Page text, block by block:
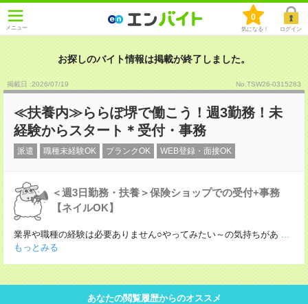
メニュー
0
気になる！ ログイン
お探しのバイト情報は掲載が終了しました。
掲載日 :2026/07/19 No.TSW26-0315283
≪扶養内≫ららぽ堺で働こう！週3勤務！未
経験からスタート＊受付・事務
派遣 職種未経験OK ブランクOK WEB登録・面接OK
＜週3日勤務・扶養＞保険ショップでの受付+事務
【ネイルOK】
業界や職種の経験は必要ありません○やってみたい～の気持ちがあ ...
もっとみる
あなたの閲覧履歴からのオススメ